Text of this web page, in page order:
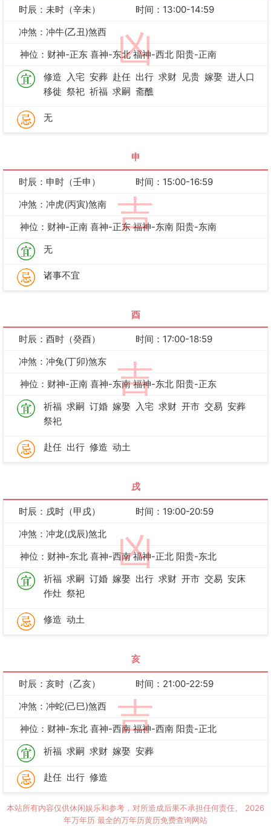
凶
时辰：未时（辛未）
时间：13:00-14:59
冲煞：冲牛(乙丑)煞西
神位：财神-正东 喜神-东北 福神-西北 阳贵-正南
修造
入宅 安葬 赴任 出行 求财 见贵 嫁娶 进人口
移徙 祭祀 祈福 求嗣 斋醮
无
申
吉
时辰：申时（壬申）
时间：15:00-16:59
冲煞：冲虎(丙寅)煞南
神位：财神-正南 喜神-正东 福神-东南 阳贵-东南
无
诸事不宜
酉
吉
时辰：酉时（癸酉）
时间：17:00-18:59
冲煞：冲兔(丁卯)煞东
神位：财神-正南 喜神-东南 福神-东北 阳贵-正东
祈福 求嗣 订婚 嫁娶 入宅 求财 开市 交易 安葬
祭祀
赴任 出行 修造 动土
戌
凶
时辰：戌时（甲戌）
时间：19:00-20:59
冲煞：冲龙(戊辰)煞北
神位：财神-东北 喜神-西南 福神-正北 阳贵-东北
祈福 求嗣 订婚 嫁娶 出行 求财 开市 交易 安床
作灶 祭祀
修造 动土
亥
吉
时辰：亥时（乙亥）
时间：21:00-22:59
冲煞：冲蛇(己巳)煞西
神位：财神-东北 喜神-西南 福神-西南 阳贵-正北
祈福 求嗣 求财 嫁娶 安葬
赴任 出行 修造
本站所有内容仅供休闲娱乐和参考，对所造成后果不承担任何责任。 2026
年万年历 最全的万年历黄历免费查询网站